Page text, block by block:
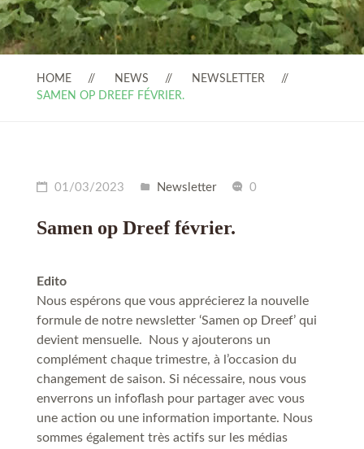
HOME NEWS
NEWSLETTER
SAMEN OP DREEF FÉVRIER.
01/03/2023 Newsletter 0
Samen op Dreef février.
Edito
Nous espérons que vous apprécierez la nouvelle
formule de notre newsletter ‘Samen op Dreef’ qui
devient mensuelle. Nous y ajouterons un
complément chaque trimestre, à l’occasion du
changement de saison. Si nécessaire, nous vous
enverrons un infoflash pour partager avec vous
une action ou une information importante. Nous
sommes également très actifs sur les médias